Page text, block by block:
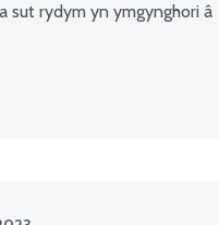
sut rydym yn ymgynghori â